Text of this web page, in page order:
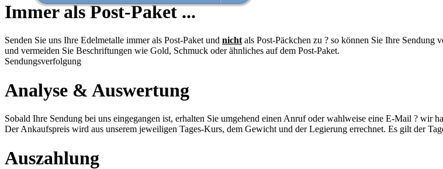
Immer als Post-Paket ...
Senden Sie uns Ihre Edelmetalle immer als Post-Paket und nichtals Post-Päckchen zu ? so können Sie Ihre Sendung
und vermeiden Sie Beschriftungen wie Gold, Schmuck oder ähnliches auf dem Post-Paket.
Sendungsverfolgung
Analyse & Auswertung
Sobald Ihre Sendung bei uns eingegangen ist, erhalten Sie umgehend einen Anruf oder wahlweise eine E-Mail ? wir
Der Ankaufspreis wird aus unserem jeweiligen Tages-Kurs, dem Gewicht und der Legierung errechnet. Es gilt der
Auszahlung